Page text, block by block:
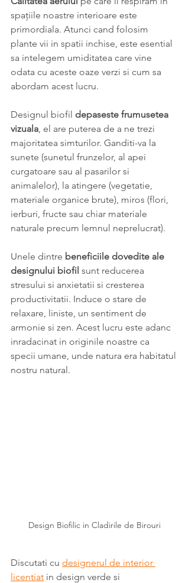
spațiile noastre interioare este
primordiala. Atunci cand folosim
plante vii in spatii inchise, este esential
sa intelegem umiditatea care vine
odata cu aceste oaze verzi si cum sa
abordam acest lucru.
Designul biofil depaseste frumusetea
vizuala, el are puterea de a ne trezi
majoritatea simturilor. Ganditi-va la
sunete (sunetul frunzelor, al apei
curgatoare sau al pasarilor si
animalelor), la atingere (vegetatie,
materiale organice brute), miros (flori,
ierburi, fructe sau chiar materiale
naturale precum lemnul neprelucrat).
Unele dintre beneficiile dovedite ale
designului biofil sunt reducerea
stresului si anxietatii si cresterea
productivitatii. Induce o stare de
relaxare, liniste, un sentiment de
armonie si zen. Acest lucru este adanc
inradacinat in originile noastre ca
specii umane, unde natura era habitatul
nostru natural.
Design Biofilic in Cladirile de Birouri
Discutati cu designerul de interior
licentiat in design verde si